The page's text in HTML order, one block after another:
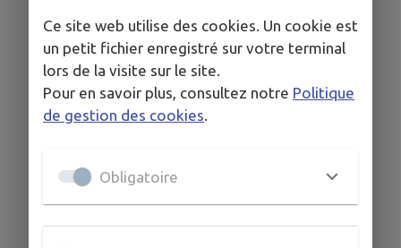
COORDONNÉES
la Roche
www.lachevreriedes7laux.fr
Ce site web utilise des cookies. Un cookie est
un petit fichier enregistré sur votre terminal
lors de la visite sur le site.
Pour en savoir plus, consultez notre Politique
de gestion des cookies.
Obligatoire